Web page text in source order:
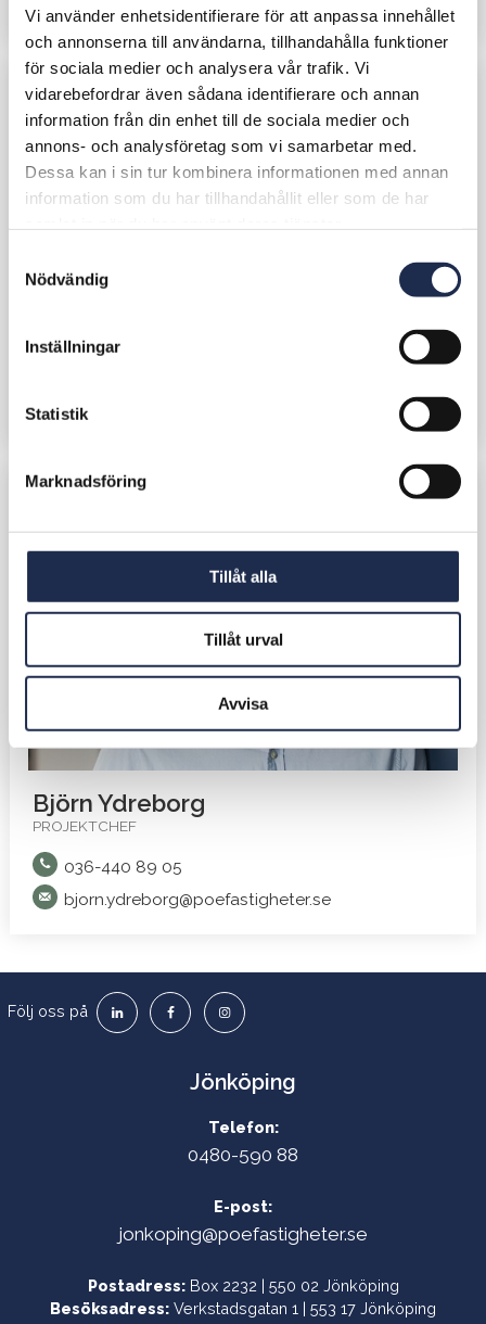
Vi använder enhetsidentifierare för att anpassa innehållet
och annonserna till användarna, tillhandahålla funktioner
för sociala medier och analysera vår trafik. Vi
vidarebefordrar även sådana identifierare och annan
information från din enhet till de sociala medier och
annons- och analysföretag som vi samarbetar med.
Dessa kan i sin tur kombinera informationen med annan
information som du har tillhandahållit eller som de har
Nödvändig
Inställningar
Statistik
Marknadsföring
Tillåt alla
Tillåt urval
Avvisa
Uppdrag
Projektledning
Björn Ydreborg
PROJEKTCHEF
036-440 89 05
bjorn.ydreborg@poefastigheter.se
Jönköping
Telefon:
0480-590 88
E-post:
jonkoping@poefastigheter.se
Postadress:Box 2232 | 550 02 Jönköping
Besöksadress: Verkstadsgatan 1 | 553 17 Jönköping
Följ oss på